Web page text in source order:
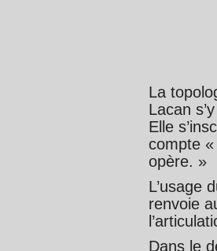
La
Lacan
Elle
compte
opère. »
L’usage
renvoie
Dans le